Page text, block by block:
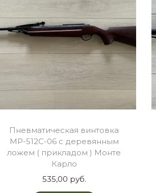
Пневматическая винтовка
МР-512С-06 с деревянным
ложем ( прикладом ) Монте
Карло
535,00 руб.